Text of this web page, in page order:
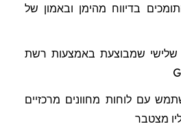
בדיווח מהימן ובאמון של
שלישי שמבוצעת באמצעות רשת
עם לוחות מחוונים מרכזיים
מצטבר